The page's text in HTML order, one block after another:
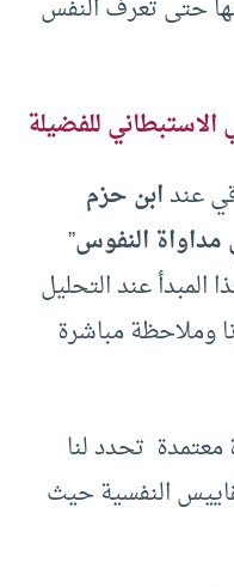
حتى تعرف النفس
الاستبطاني للفضيلة
عندابن حزم
مداواة النفوس”
المبدأ عند التحليل
وملاحظة مباشرة
تحدد لنا
النفسية حيث